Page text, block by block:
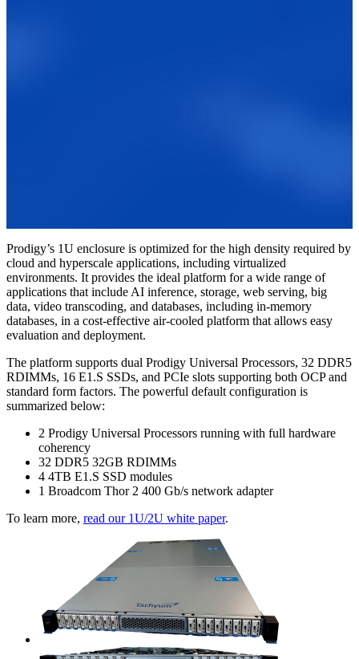
Prodigy’s 1U enclosure is optimized for the high density required by
cloud and hyperscale applications, including virtualized
environments. It provides the ideal platform for a wide range of
applications that include AI inference, storage, web serving, big
data, video transcoding, and databases, including in-memory
databases, in a cost-effective air-cooled platform that allows easy
evaluation and deployment.
The platform supports dual Prodigy Universal Processors, 32 DDR5
RDIMMs, 16 E1.S SSDs, and PCIe slots supporting both OCP and
standard form factors. The powerful default configuration is
summarized below:
2 Prodigy Universal Processors running with full hardware
coherency
32 DDR5 32GB RDIMMs
4 4TB E1.S SSD modules
1 Broadcom Thor 2 400 Gb/s network adapter
To learn more, read our 1U/2U white paper.